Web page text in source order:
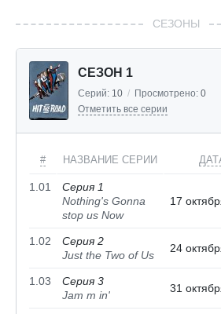
СЕЗОНЫ
СЕЗОН 1
Серий: 10 / Просмотрено: 0
Отметить все серии
# НАЗВАНИЕ СЕРИИ
1.01
Серия 1
Nothing's Gonna
stop us Now
17
1.02
Серия 2
Just the Two of Us
24
1.03
Серия 3
Jam m in'
31